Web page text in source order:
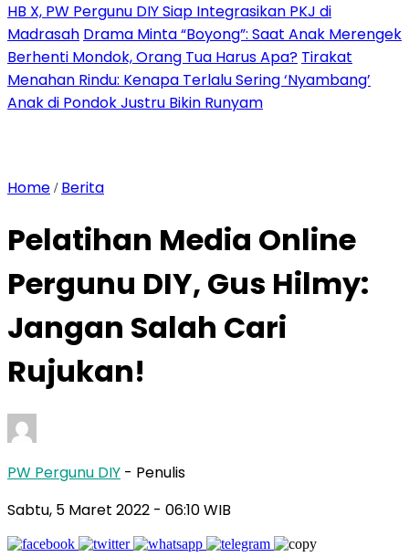
HB X, PW Pergunu DIY Siap Integrasikan PKJ di
Madrasah Drama Minta “Boyong”: Saat Anak Merengek
Berhenti Mondok, Orang Tua Harus Apa? Tirakat
Menahan Rindu: Kenapa Terlalu Sering ‘Nyambang’
Anak di Pondok Justru Bikin Runyam
Home / Berita
Pelatihan Media Online
Pergunu DIY, Gus Hilmy:
Jangan Salah Cari
Rujukan!
PW Pergunu DIY - Penulis
Sabtu, 5 Maret 2022 - 06:10 WIB